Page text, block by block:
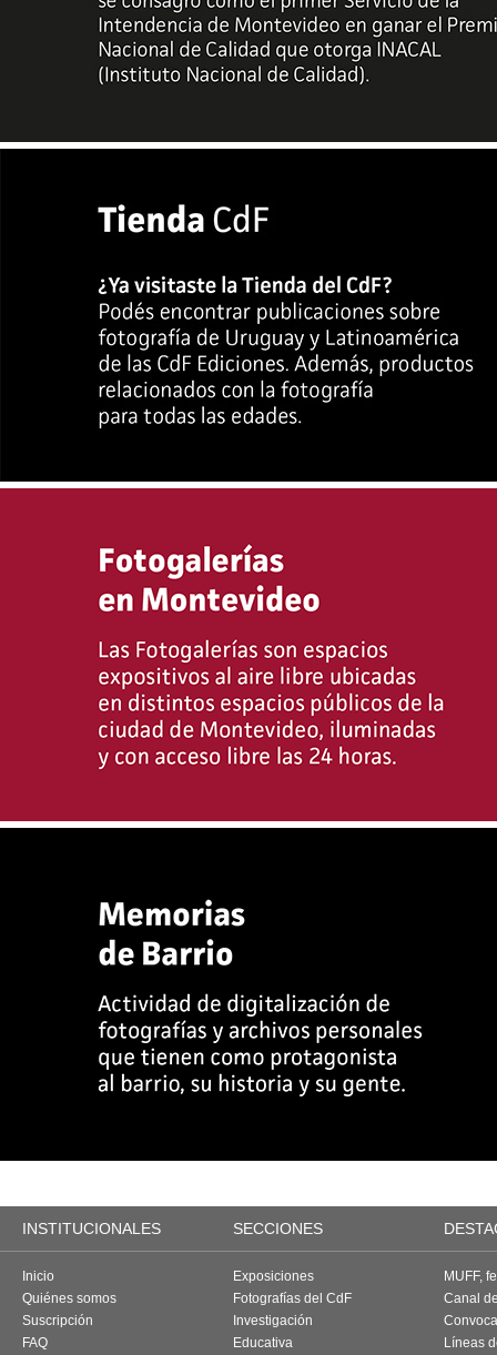
INSTITUCIONALES SECCIONES
Inicio
Quiénes somos
Suscripción
FAQ
Exposiciones
Fotografías del CdF
Investigación
Educativa
MUFF,
Canal
Líneas